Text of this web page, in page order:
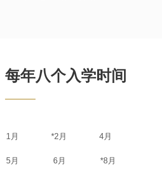
1月 *2月 4月
5月 6月 *8月
每年八个入学时间
——